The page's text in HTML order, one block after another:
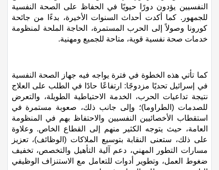
فن
ستوديو انتخابات 2022
النفسية هوجزءمركزي في المنظومة الصحية، وأن الأخصائيين
النفسيين يؤدون دورًا حيويًا في الحفاظ على الصحة النفسية
للجمهور. كما أكدت أحداث السنوات الأخيرة، بدءًا من جائحة
كورونا وصولاً إلى الحرب المستمرة، الحاجة الملحة لمنظومة
كما تأتي هذه الخطوة في فترة يواجه فيه جهاز الصحة النفسية
في إسرائيل تحديًا مزدوجًا: ارتفاعًا حادًا في الطلب على العلاج
نتيجة تداعيات الحرب، الخدمة الاحتياطية الطويلة، والتعرض
للصدمات (الطراوما)؛ وإلى جانب ذلك، صعوبة مستمرة في
استقطاب الأخصائيين النفسيين والاحتفاظ بهم في المنظومة
العامة، حيث يتوجه الكثير منهم إلى القطاع الخاص. وعلاوة
على ذلك، ستعنى النقابة بتوسيع الملاكات (الوظائف)، تعزيز
مسارات التطور المهني، دعم آلية التأهيل والتخصص، تخفيف